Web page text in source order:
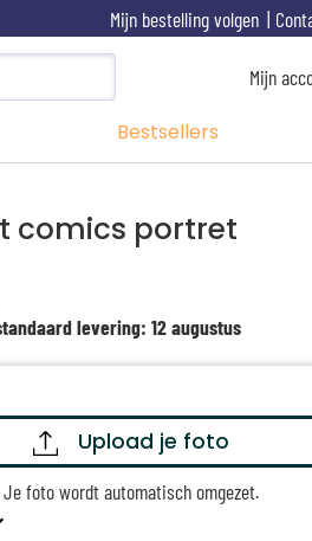
Mijn bestelling volgen
Mijn
Bestsellers
comics portret
levering: 12 augustus
Upload je foto
Je foto wordt automatisch omgezet.